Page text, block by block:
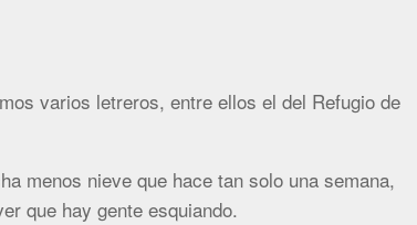
varios letreros, entre ellos el del Refugio de
menos nieve que hace tan solo una semana,
que hay gente esquiando.